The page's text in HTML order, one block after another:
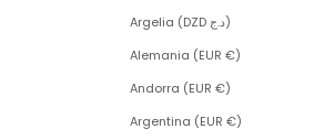
Argelia (DZD د.ج)
Alemania (EUR €)
Andorra (EUR €)
Argentina (EUR €)